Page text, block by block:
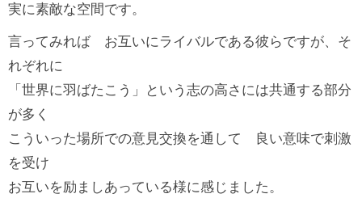
実に素敵な空間です。
言ってみれば お互いにライバルである彼らですが、そ
れぞれに
「世界に羽ばたこう」という志の高さには共通する部分
が多く
こういった場所での意見交換を通して 良い意味で刺激
を受け
お互いを励ましあっている様に感じました。